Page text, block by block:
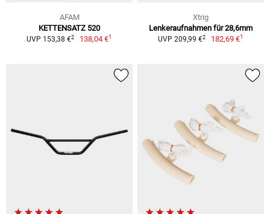
AFAM
KETTENSATZ 520
UVP 153,38 €2 138,04 €1
Xtrig
Lenkeraufnahmen für 28,6mm
UVP 209,99 €2 182,69 €1